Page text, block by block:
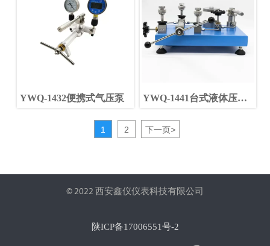
YWQ-1432便携式气压泵
YWQ-1441台式液体压力
1 2 下一页>
© 2022 西安鑫仪仪表科技有限公司
陕ICP备17006551号-2